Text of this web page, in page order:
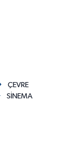
ÇEVRE
SİNEMA